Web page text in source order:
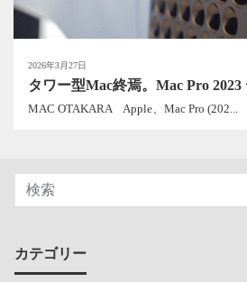
2026年3月27日
タワー型Mac終焉。Mac Pro 2023
MAC OTAKARA Apple、Mac Pro (202...
カテゴリー